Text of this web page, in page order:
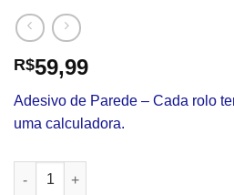
R$59,99
Adesivo de Parede – Cada rolo
uma calculadora.
Adesivo de Parede 941 quantidade